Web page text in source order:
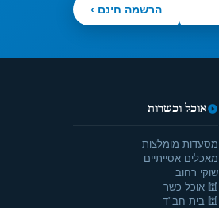
הרשמה חינם ›
אוכל וכשרות
מסעדות מומלצות
מאכלים אסייתיים
שוקי רחוב
🕍 אוכל כשר
🕍 בית חב"ד